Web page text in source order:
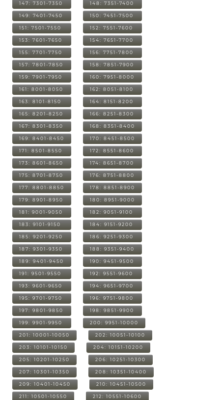
147: 7301-7350 148: 7351-7400
149: 7401-7450 150: 7451-7500
151: 7501-7550 152: 7551-7600
153: 7601-7650 154: 7651-7700
155: 7701-7750 156: 7751-7800
157: 7801-7850 158: 7851-7900
159: 7901-7950 160: 7951-8000
161: 8001-8050 162: 8051-8100
163: 8101-8150 164: 8151-8200
165: 8201-8250 166: 8251-8300
167: 8301-8350 168: 8351-8400
169: 8401-8450 170: 8451-8500
171: 8501-8550 172: 8551-8600
173: 8601-8650 174: 8651-8700
175: 8701-8750 176: 8751-8800
177: 8801-8850 178: 8851-8900
179: 8901-8950 180: 8951-9000
181: 9001-9050 182: 9051-9100
183: 9101-9150 184: 9151-9200
185: 9201-9250 186: 9251-9300
187: 9301-9350 188: 9351-9400
189: 9401-9450 190: 9451-9500
191: 9501-9550 192: 9551-9600
193: 9601-9650 194: 9651-9700
195: 9701-9750 196: 9751-9800
197: 9801-9850 198: 9851-9900
199: 9901-9950 200: 9951-10000
201: 10001-10050 202: 10051-10100
203: 10101-10150 204: 10151-10200
205: 10201-10250 206: 10251-10300
207: 10301-10350 208: 10351-10400
209: 10401-10450 210: 10451-10500
211: 10501-10550 212: 10551-10600